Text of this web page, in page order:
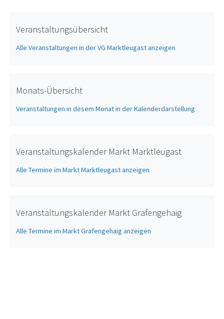
Veranstaltungsübersicht
Alle Veranstaltungen in der VG Marktleugast anzeigen
Monats-Übersicht
Veranstaltungen in desem Monat in der Kalenderdarstellung
Veranstaltungskalender Markt Marktleugast
Alle Termine im Markt Marktleugast anzeigen
Veranstaltungskalender Markt Grafengehaig
Alle Termine im Markt Grafengehaig anzeigen